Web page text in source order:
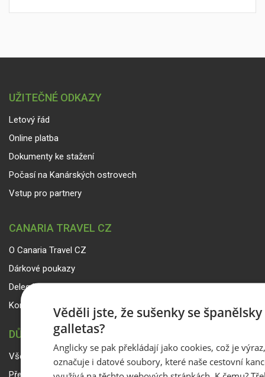
UŽITEČNÉ ODKAZY
Letový řád
Online platba
Dokumenty ke stažení
Počasí na Kanárských ostrovech
Vstup pro partnery
CANARIA TRAVEL CZ
O Canaria Travel CZ
Dárkové poukazy
Delegáti
Kontakty
DŮLEŽITÉ INFORMACE
Všeobecné smluvní podmínky a reklamační řád
Přepravní podmínky Smartwings
Věděli jste, že sušenky se
galletas?
Anglicky se pak překládají jako cookies, což je
označuje i datové soubory, které naše cestovní